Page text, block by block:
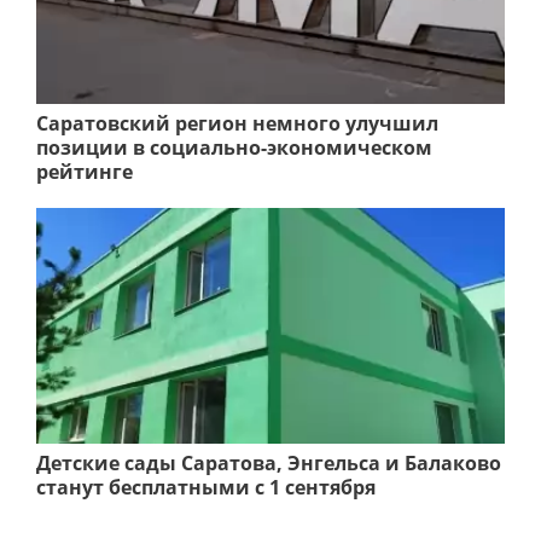
Саратовский регион немного улучшил
позиции в социально-экономическом
рейтинге
Детские сады Саратова, Энгельса и Балаково
станут бесплатными с 1 сентября